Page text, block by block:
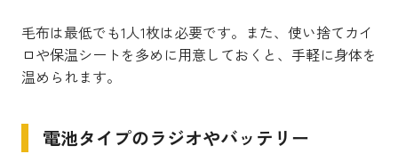
毛布は最低でも1人1枚は必要です。また、使い捨てカイ
ロや保温シートを多めに用意しておくと、手軽に身体を
温められます。
電池タイプのラジオやバッテリー